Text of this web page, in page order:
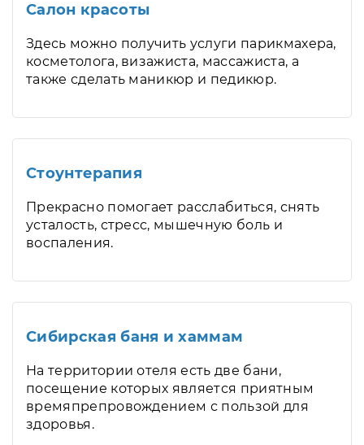
Салон красоты
Здесь можно получить услуги парикмахера,
косметолога, визажиста, массажиста, а
также сделать маникюр и педикюр.
Стоунтерапия
Прекрасно помогает расслабиться, снять
усталость, стресс, мышечную боль и
воспаления.
Сибирская баня и хаммам
На территории отеля есть две бани,
посещение которых является приятным
времяпрепровождением с пользой для
здоровья.